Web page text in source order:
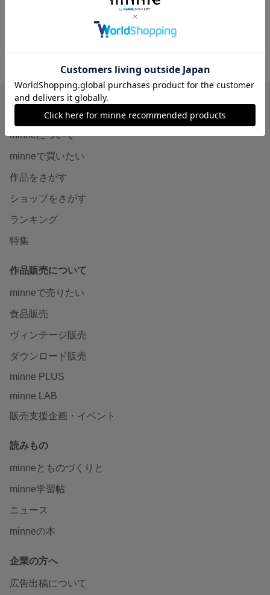
RESHOP'S GALLERY の作品一覧
minneを知る
minneについて
minneで買いたい
作品をさがす
ショップをさがす
ランキング
特集
作品販売について
minneで売りたい
食品販売
ヴィンテージ販売
ダウンロード販売
minne PLUS
minne LAB
販売支援企画・イベント
読みもの
minneとものづくりと
minne学習帖
ニュース
minneの本
企業の方へ
広告出稿について